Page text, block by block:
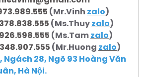
(Mr.Vinh zalo)
(Ms.Thuyzalo)
(Ms.Tamzalo)
(Mr.Huong zalo)
Ngách 28, Ngõ 93 Hoàng Văn
Hà Nội.